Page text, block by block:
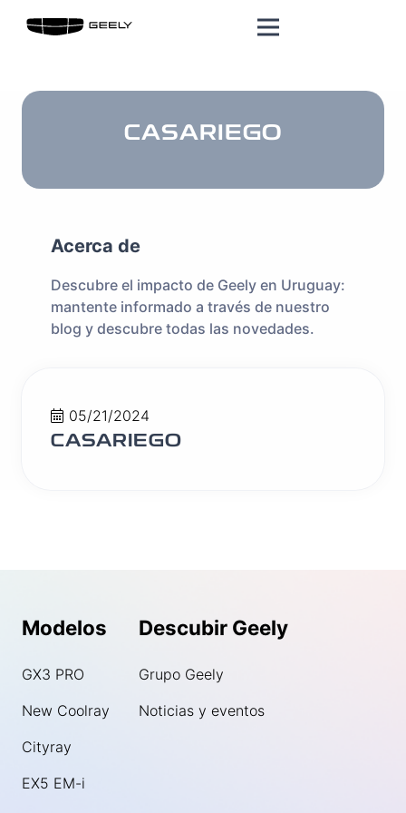
CASARIEGO
05/21/2024
CASARIEGO
Acerca de
Descubre el impacto de Geely en Uruguay:
mantente informado a través de nuestro
blog y descubre todas las novedades.
Modelos
GX3 PRO
New Coolray
Cityray
EX5 EM-i
Descubir Geely
Grupo Geely
Noticias y eventos